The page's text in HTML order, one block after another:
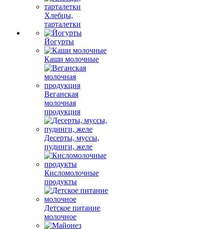
Хлебцы,
тарталетки
Йогурты
Каши молочные
Веганская
молочная
продукция
Десерты, муссы,
пудинги, желе
Кисломолочные
продукты
Детское питание
молочное